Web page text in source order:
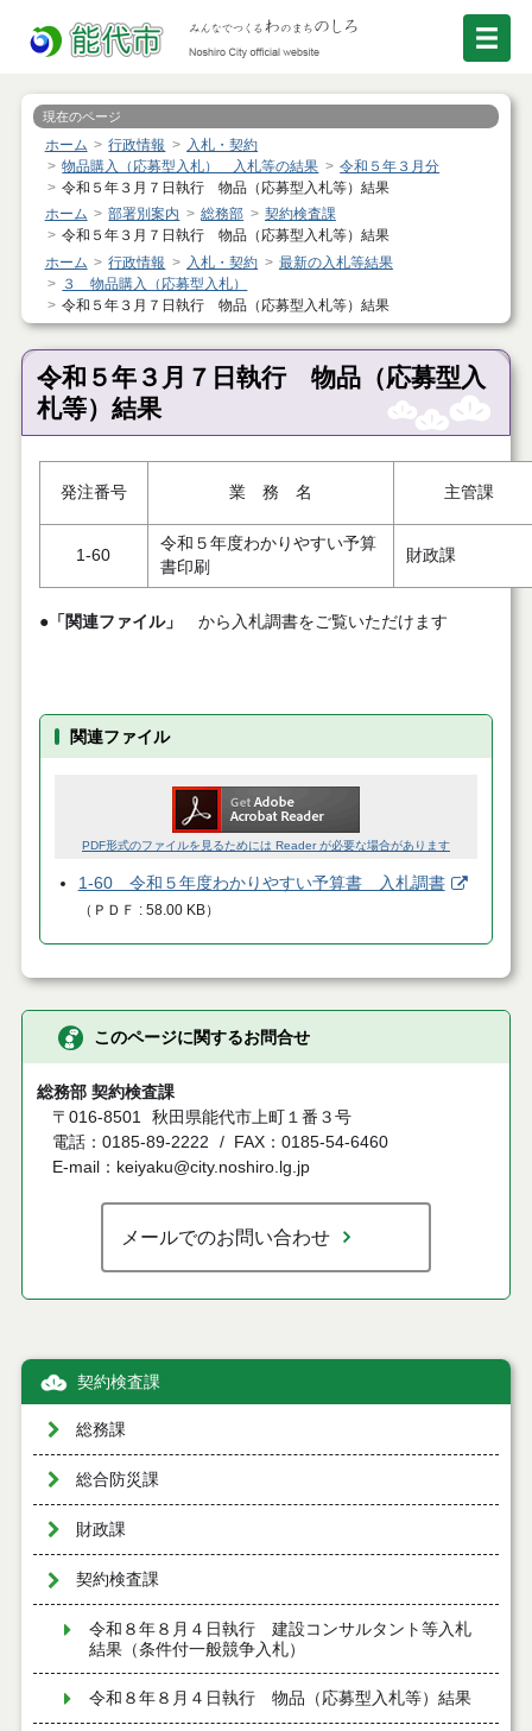
現在のページ
ホーム 行政情報
入札・契約
物品購入（応募型入札） 入札等の結果
令和５年３月分
令和５年３月７日執行 物品（応募型入札等）結果
ホーム
部署別案内 総務部
契約検査課
令和５年３月７日執行 物品（応募型入札等）結果
ホーム
行政情報 入札・契約
最新の入札等結果
３ 物品購入（応募型入札）
令和５年３月７日執行 物品（応募型入札等）結果
令和５年３月７日執行 物品（応募型入
札等）結果
発注番号 業 務 名 主管課
1-60
令和５年度わかりやすい予算
書印刷
財政課
●「関連ファイル」 から入札調書をご覧いただけます
関連ファイル
PDF形式のファイルを見るためには Reader が必要な場合があります
1-60 令和５年度わかりやすい予算書 入札調書
（ ＰＤＦ 58.00 KB）
このページに関するお問合せ
総務部 契約検査課
〒016-8501 秋田県能代市上町１番３号
電話：0185-89-2222
FAX：0185-54-6460
E-mail：keiyaku@city.noshiro.lg.jp
メールでのお問い合わせ
契約検査課
総務課
総合防災課
財政課
契約検査課
令和８年８月４日執行 建設コンサルタント等入札
結果（条件付一般競争入札）
令和８年８月４日執行 物品（応募型入札等）結果